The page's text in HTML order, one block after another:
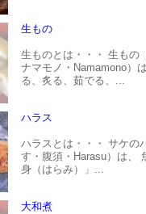
生もの
生ものとは・・・ 生もの
ナマモノ・Namamono）
る、炙る、茹でる、...
ハラス
ハラスとは・・・ サケの
す・腹須・Harasu）は、
身（はらみ）」...
大和煮